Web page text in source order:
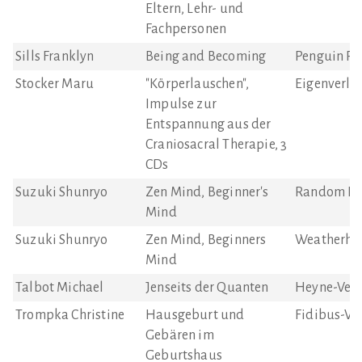
Eltern, Lehr- und
Fachpersonen
Sills Franklyn
Being and Becoming
Penguin
Stocker Maru
"Körperlauschen",
Impulse zur
Entspannung aus der
Craniosacral Therapie, 3
CDs
Suzuki Shunryo
Zen Mind, Beginner's
Mind
Random
Suzuki Shunryo
Zen Mind, Beginners
Mind
Talbot Michael Jenseits der Quanten
Heyne-
Trompka Christine
Hausgeburt und
Gebären im
Geburtshaus
Fidibus-